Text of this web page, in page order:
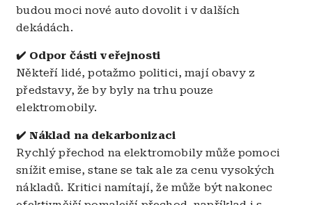
budou moci nové auto dovolit i v dalších
dekádách.
✔️ Odpor části veřejnosti
Někteří lidé, potažmo politici, mají obavy z
představy, že by byly na trhu pouze
elektromobily.
✔️ Náklad na dekarbonizaci
Rychlý přechod na elektromobily může pomoci
snížit emise, stane se tak ale za cenu vysokých
nákladů. Kritici namítají, že může být nakonec